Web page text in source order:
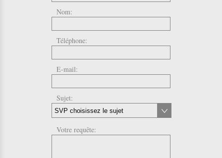
Nom:
Téléphone:
E-mail:
Sujet:
Votre requête: